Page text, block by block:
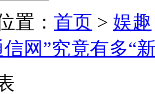
置： 首页 > 娱趣
信网”究竟有多“